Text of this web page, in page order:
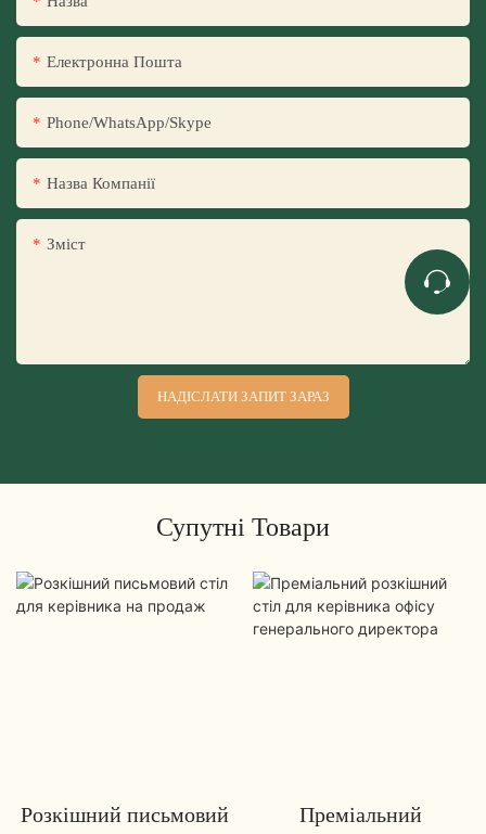
Електронна Пошта
Phone/WhatsApp/Skype
Назва Компанії
Зміст
НАДІСЛАТИ ЗАПИТ ЗАРАЗ
Супутні Товари
Розкішний письмовий Преміальний